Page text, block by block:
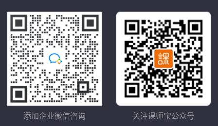
添加企业微信咨询 关注课师宝公众号